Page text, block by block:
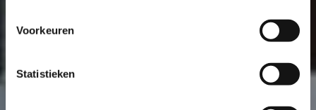
Voorkeuren
Statistieken
TEGELPLAN – LUXE VILLA